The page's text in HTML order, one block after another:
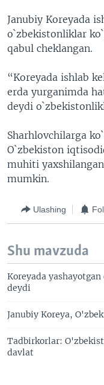
Janubiy Koreyada
o`zbekistonliklar
qabul cheklangan.
“Koreyada ishlab
erda yurganimda
deydi
Sharhlovchilarga
O`zbekiston
muhiti
mumkin.
Ulashing
Shu mavzuda
Koreyada
deydi
Janubiy Koreya,
Tadbirkorlar:
davlat